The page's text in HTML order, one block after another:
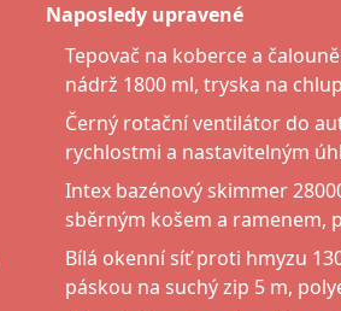
Naposledy upravené
Tepovač na koberce a
nádrž 1800 ml, tryska na
Černý rotační ventilátor do
rychlostmi a nastavitelným
Intex bazénový skimmer
sběrným košem a ramenem,
Bílá okenní síť proti hmyzu
páskou na suchý zip 5 m,